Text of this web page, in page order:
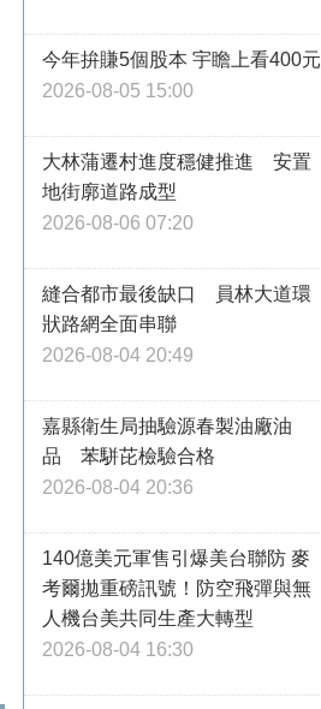
今年拚賺5個股本 宇瞻上看400元
2026-08-05 15:00
大林蒲遷村進度穩健推進 安置
地街廓道路成型
2026-08-06 07:20
縫合都市最後缺口 員林大道環
狀路網全面串聯
2026-08-04 20:49
嘉縣衛生局抽驗源春製油廠油
品 苯駢芘檢驗合格
2026-08-04 20:36
140億美元軍售引爆美台聯防 麥
考爾拋重磅訊號！防空飛彈與無
人機台美共同生產大轉型
2026-08-04 16:30